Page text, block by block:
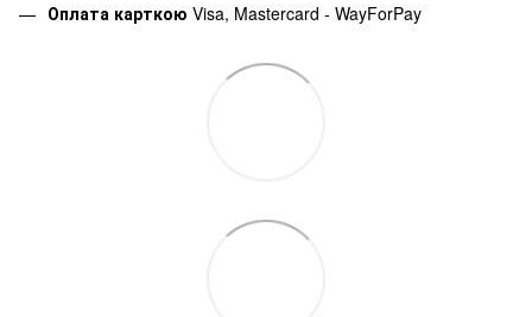
Оплата карткою Visa, Mastercard - WayForPay